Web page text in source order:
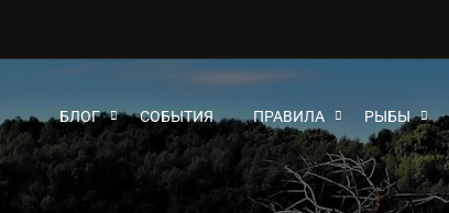
БЛОГ СОБЫТИЯ ПРАВИЛА РЫБЫ